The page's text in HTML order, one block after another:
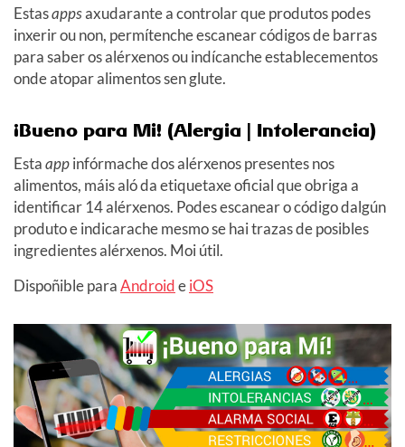
Estasappsaxudarante a controlar que produtos podes
inxerir ou non, permítenche escanear códigos de barras
para saber os alérxenos ou indícanche establecementos
onde atopar alimentos sen glute.
¡Bueno para Mi! (Alergia | Intolerancia)
Estaappinfórmache dos alérxenos presentes nos
alimentos, máis aló da etiquetaxe oficial que obriga a
identificar 14 alérxenos. Podes escanear o código dalgún
produto e indicarache mesmo se hai trazas de posibles
ingredientes alérxenos. Moi útil.
Dispoñible paraAndroideiOS